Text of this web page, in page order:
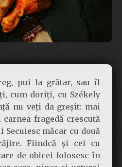
pui la grătar, sau îl
cum doriți, cu Székely
nu veți da greșit: mai
fragedă crescută
măcar cu două
Fiindcă și cei cu
de obicei folosesc în